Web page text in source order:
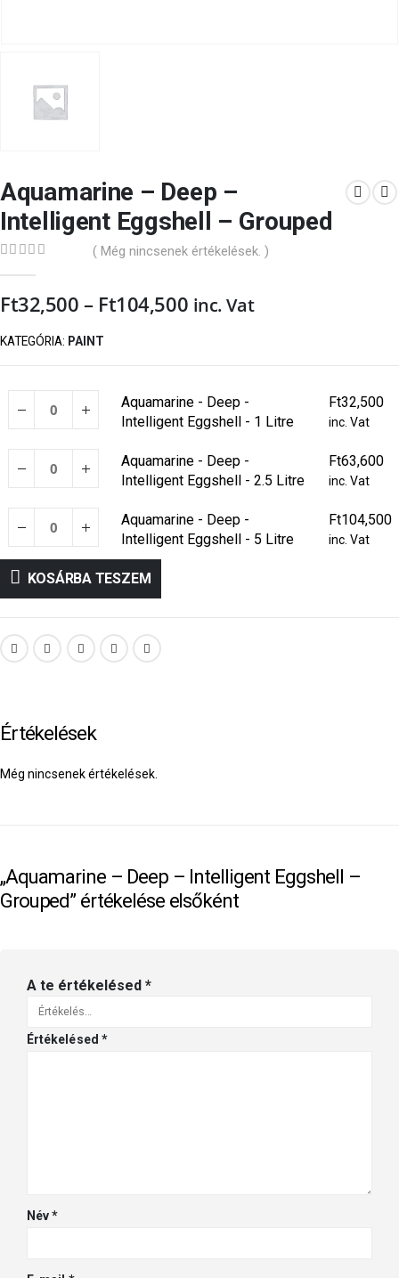
Aquamarine – Deep –
Intelligent Eggshell – Grouped
( Még nincsenek értékelések. )
Ft32,500– Ft104,500 inc. Vat
KATEGÓRIA: PAINT
Aquamarine - Deep -
Intelligent Eggshell - 1 Litre
Ft32,500
inc. Vat
Aquamarine - Deep -
Intelligent Eggshell - 2.5 Litre
Ft63,600
inc. Vat
Aquamarine - Deep -
Intelligent Eggshell - 5 Litre
Ft104,500
inc. Vat
KOSÁRBA TESZEM
Értékelések
Még nincsenek értékelések.
„Aquamarine – Deep – Intelligent Eggshell –
Grouped” értékelése elsőként
A te értékelésed *
Értékelésed *
Név*